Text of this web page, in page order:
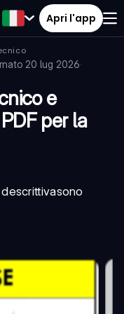
Apri l'app
20 lug 2026·
e
per la
sono